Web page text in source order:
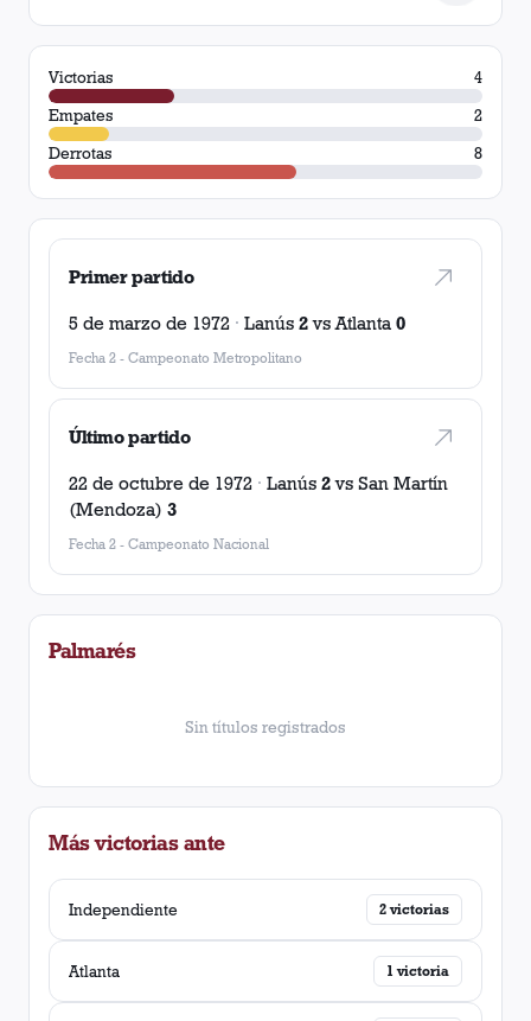
Victorias
4
Empates
2
Derrotas
8
Primer partido
5 de marzo de 1972 · Lanús 2vs Atlanta 0
Fecha 2 - Campeonato Metropolitano
Último partido
22 de octubre de 1972 · Lanús 2vs San Martín
(Mendoza) 3
Fecha 2 - Campeonato Nacional
Palmarés
Sin títulos registrados
Más victorias ante
Independiente 2 victorias
Atlanta 1 victoria